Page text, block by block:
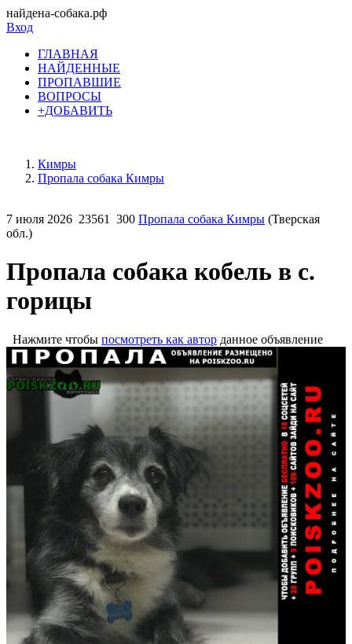
найдена-собака.рф
Вход
ГЛАВНАЯ
НАЙДЕННЫЕ
ПРОПАВШИЕ
ВОПРОСЫ
+ДОБАВИТЬ
Кимры
Пропала собака Кимры
7 июля 2026 23561 300 Пропала собака Кимры (Тверская
обл.)
Пропала собака кобель в с.
горицы
Нажмите чтобы посмотреть как автор данное объявление